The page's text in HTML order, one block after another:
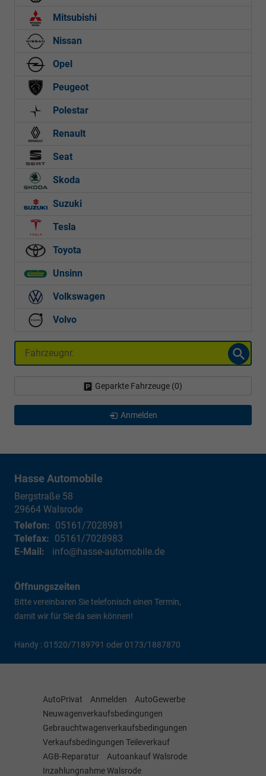
Mitsubishi
Nissan
Opel
Peugeot
Polestar
Renault
Seat
Skoda
Suzuki
Tesla
Toyota
Unsinn
Volkswagen
Volvo
Fahrzeugnr.
Geparkte Fahrzeuge (0)
Anmelden
Hasse Automobile
Bergstraße 58
29664 Walsrode
Telefon: 05161/7028981
Telefax: 05161/7028983
E-Mail:
info@hasse-automobile.de
Öffnungszeiten
Bitte vereinbaren Sie telefonisch einen Termin,
damit wir für Sie da sein können!
Handy : 01520/7189791 oder 0173/1887870
AutoPrivat Anmelden
AutoGewerbe
Neuwagenverkaufsbedingungen
Gebrauchtwagenverkaufsbedingungen
Verkaufsbedingungen Teileverkauf
AGB-Reparatur
Autoankauf Walsrode
Inzahlungnahme Walsrode